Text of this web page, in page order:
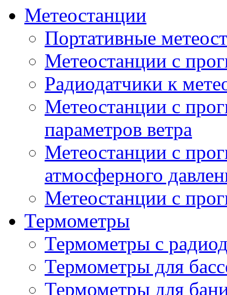
Метеостанции
Портативные
Метеостанции с
Радиодатчики к
Метеостанции с
параметров ветра
Метеостанции с
атмосферного
Метеостанции с
Термометры
Термометры с
Термометры для
Термометры для